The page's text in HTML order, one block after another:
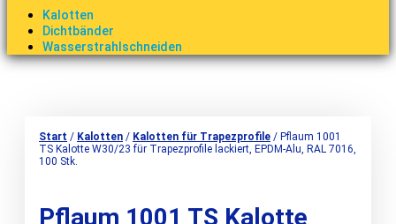
Kalotten
Dichtbänder
Wasserstrahlschneiden
Start / Kalotten / Kalotten für Trapezprofile / Pflaum 1001
TS Kalotte W30/23 für Trapezprofile lackiert, EPDM-Alu, RAL 7016,
100 Stk.
Pflaum 1001 TS Kalotte